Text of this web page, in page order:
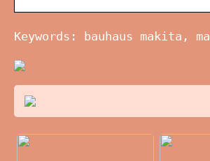
Keywords: bauhaus makita,